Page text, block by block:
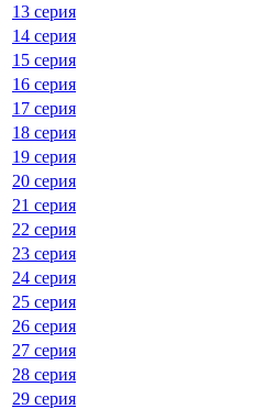
13 серия
14 серия
15 серия
16 серия
17 серия
18 серия
19 серия
20 серия
21 серия
22 серия
23 серия
24 серия
25 серия
26 серия
27 серия
28 серия
29 серия